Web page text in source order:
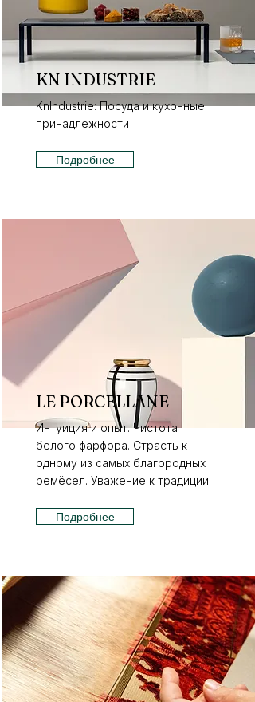
KN INDUSTRIE
KnIndustrie: Посуда и кухонные
принадлежности
Подробнее
LE PORCELLANE
Интуиция и опыт. Чистота
белого фарфора. Страсть к
одному из самых благородных
ремёсел. Уважение к традиции
Подробнее